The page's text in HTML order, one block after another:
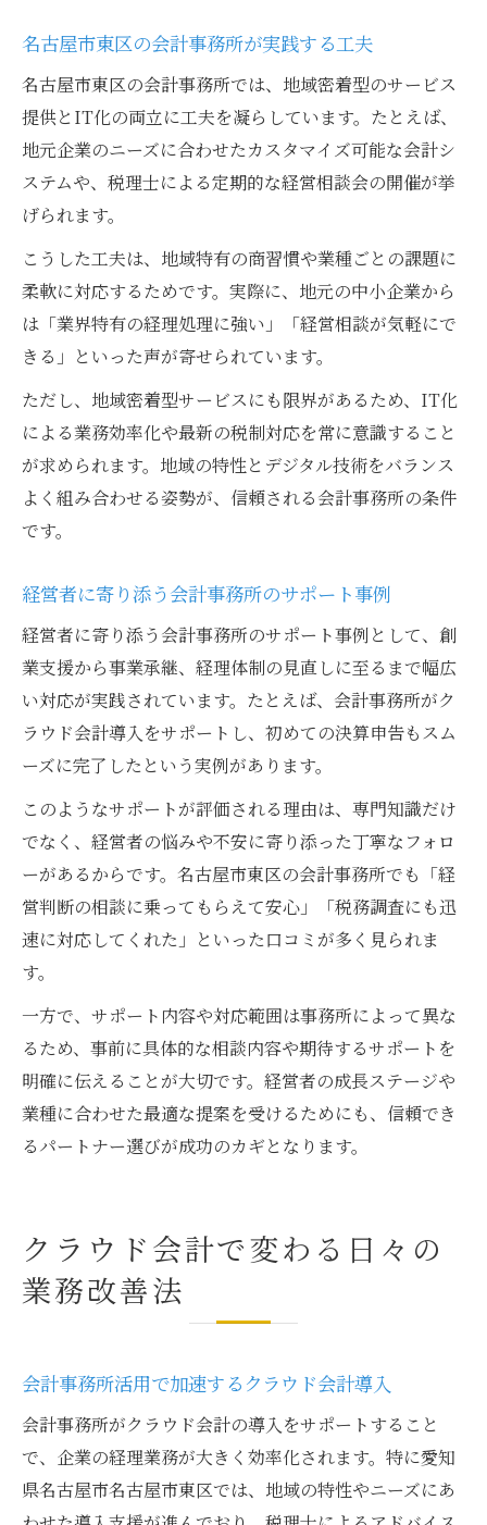
名古屋市東区の会計事務所が実践する工夫
名古屋市東区の会計事務所では、地域密着型のサービス
提供とIT化の両立に工夫を凝らしています。たとえば、
地元企業のニーズに合わせたカスタマイズ可能な会計シ
ステムや、税理士による定期的な経営相談会の開催が挙
げられます。
こうした工夫は、地域特有の商習慣や業種ごとの課題に
柔軟に対応するためです。実際に、地元の中小企業から
は「業界特有の経理処理に強い」「経営相談が気軽にで
きる」といった声が寄せられています。
ただし、地域密着型サービスにも限界があるため、IT化
による業務効率化や最新の税制対応を常に意識すること
が求められます。地域の特性とデジタル技術をバランス
よく組み合わせる姿勢が、信頼される会計事務所の条件
です。
経営者に寄り添う会計事務所のサポート事例
経営者に寄り添う会計事務所のサポート事例として、創
業支援から事業承継、経理体制の見直しに至るまで幅広
い対応が実践されています。たとえば、会計事務所がク
ラウド会計導入をサポートし、初めての決算申告もスム
ーズに完了したという実例があります。
このようなサポートが評価される理由は、専門知識だけ
でなく、経営者の悩みや不安に寄り添った丁寧なフォロ
ーがあるからです。名古屋市東区の会計事務所でも「経
営判断の相談に乗ってもらえて安心」「税務調査にも迅
速に対応してくれた」といった口コミが多く見られま
す。
一方で、サポート内容や対応範囲は事務所によって異な
るため、事前に具体的な相談内容や期待するサポートを
明確に伝えることが大切です。経営者の成長ステージや
業種に合わせた最適な提案を受けるためにも、信頼でき
るパートナー選びが成功のカギとなります。
クラウド会計で変わる日々の
業務改善法
会計事務所活用で加速するクラウド会計導入
会計事務所がクラウド会計の導入をサポートすること
で、企業の経理業務が大きく効率化されます。特に愛知
県名古屋市名古屋市東区では、地域の特性やニーズにあ